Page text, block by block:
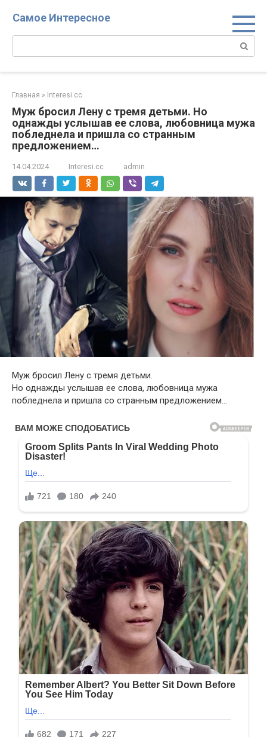
Самое Интересное
Поиск:
Главная » Interesi.cc
Муж бросил Лену с тремя детьми. Но
однажды услышав ее слова, любовница мужа
побледнела и пришла со странным
предложением…
14.04.2024 Interesi.cc admin
Муж бросил Лену с тремя детьми.
Но однажды услышав ее слова, любовница мужа
побледнела и пришла со странным предложением…